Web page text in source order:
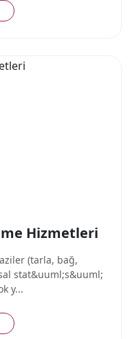
Hizmetleri
(tarla, bağ,
stat&uuml;s&uuml;
y...